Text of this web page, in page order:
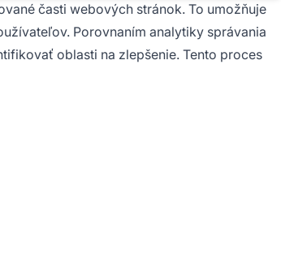
časti webových stránok. To umožňuje
Porovnaním analytiky správania
oblasti na zlepšenie. Tento proces